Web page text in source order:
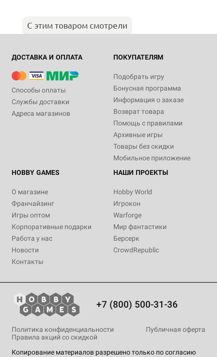
С этим товаром смотрели
ДОСТАВКА И ОПЛАТА
Способы оплаты
Службы доставки
Адреса магазинов
ПОКУПАТЕЛЯМ
Подобрать игру
Бонусная программа
Информация о заказе
Возврат товара
Помощь с правилами
Архивные игры
Товары без скидки
Мобильное приложение
HOBBY GAMES
О магазине
Франчайзинг
Игры оптом
Корпоративные подарки
Работа у нас
Новости
Контакты
НАШИ ПРОЕКТЫ
Hobby World
Игрокон
Warforge
Мир фантастики
Берсерк
CrowdRepublic
+7 (800) 500-31-36
Копирование материалов разрешено только по согласию
Политика конфиденциальности
Публичная оферта
Правила акций со скидкой